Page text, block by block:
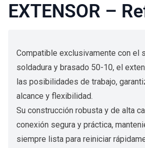
EXTENSOR –
Compatible exclusivamente con el
soldadura y brasado 50-10, el
las posibilidades de trabajo,
alcance y flexibilidad.
Su construcción robusta y de alta
conexión segura y práctica,
siempre lista para reiniciar